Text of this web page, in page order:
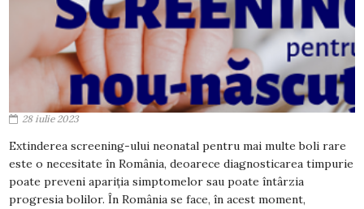
28 iulie 2023
Extinderea screening-ului neonatal pentru mai multe boli rare
este o necesitate în România, deoarece diagnosticarea timpurie
poate preveni apariția simptomelor sau poate întârzia
progresia bolilor. În România se face, în acest moment,